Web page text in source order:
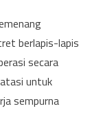
berlapis-lapis
secara
untuk
sempurna